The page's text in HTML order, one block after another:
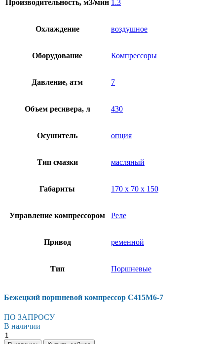
Производительность, м3/мин 1.3
Охлаждение воздушное
Оборудование Компрессоры
Давление, атм 7
Объем ресивера, л 430
Осушитель опция
Тип смазки масляный
Габариты 170 х 70 х 150
Управление компрессором Реле
Привод ременной
Тип Поршневые
Бежецкий поршневой компрессор С415М6-7
ПО ЗАПРОСУ
В наличии
Бежецкий